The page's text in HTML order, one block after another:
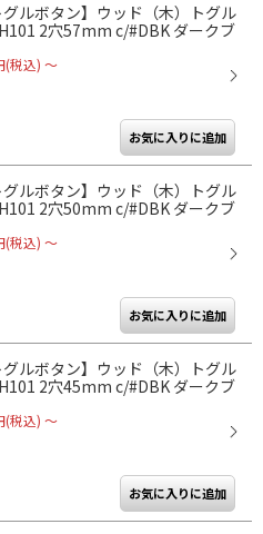
ルボタン】ウッド（木）トグル
2穴57mm c/#DBK ダークブ
(税込) ～
ルボタン】ウッド（木）トグル
2穴50mm c/#DBK ダークブ
(税込) ～
ルボタン】ウッド（木）トグル
2穴45mm c/#DBK ダークブ
(税込) ～